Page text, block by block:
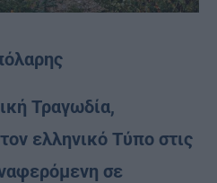
Τραγωδία,
ελληνικό Τύπο στις
σε